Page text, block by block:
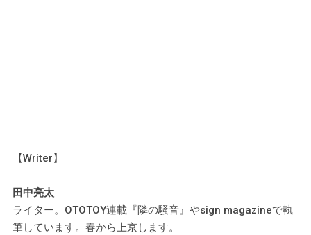
【Writer】
田中亮太
ライター。OTOTOY連載『隣の騒音』やsign magazineで執
筆しています。春から上京します。